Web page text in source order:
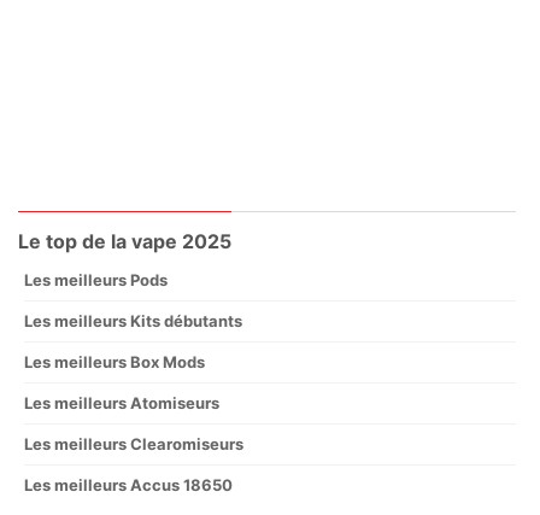
Le top de la vape 2025
Les meilleurs Pods
Les meilleurs Kits débutants
Les meilleurs Box Mods
Les meilleurs Atomiseurs
Les meilleurs Clearomiseurs
Les meilleurs Accus 18650